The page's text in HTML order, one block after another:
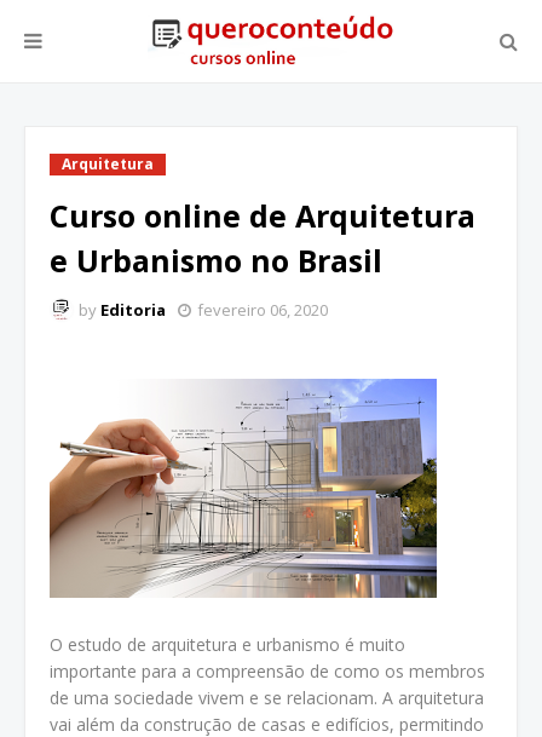
Arquitetura
Curso online de Arquitetura
e Urbanismo no Brasil
by Editoria fevereiro 06, 2020
O estudo de arquitetura e urbanismo é muito
importante para a compreensão de como os membros
de uma sociedade vivem e se relacionam. A arquitetura
vai além da construção de casas e edifícios, permitindo